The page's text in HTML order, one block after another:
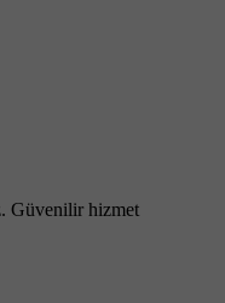
Güvenilir hizmet